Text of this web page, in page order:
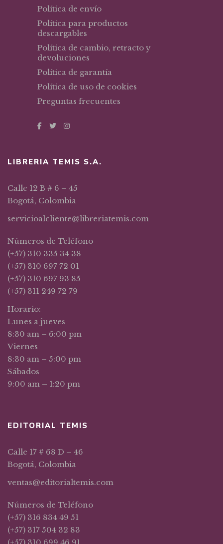
Política de envío
Política para productos
descargables
Política de cambio, retracto y
devoluciones
Política de garantía
Política de uso de cookies
Preguntas frecuentes
LIBRERIA TEMIS S.A.
Calle 12 B # 6 – 45
Bogotá, Colombia
servicioalcliente@libreriatemis.com
Números de Teléfono
(+57) 310 335 34 38
(+57) 310 697 72 01
(+57) 310 697 93 85
(+57) 311 249 72 79
Horario:
Lunes a jueves
8:30 am – 6:00 pm
Viernes
8:30 am – 5:00 pm
Sábados
9:00 am – 1:20 pm
EDITORIAL TEMIS
Calle 17 # 68 D – 46
Bogotá, Colombia
ventas@editorialtemis.com
Números de Teléfono
(+57) 316 834 49 51
(+57) 317 504 32 83